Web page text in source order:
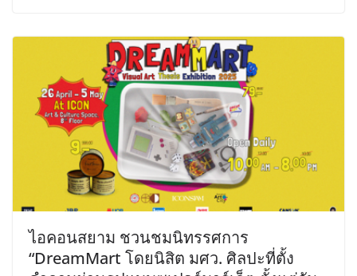
ไอคอนสยาม ชวนชมนิทรรศการ
“DreamMart โดยนิสิต มศว. ศิลปะที่ตั้ง